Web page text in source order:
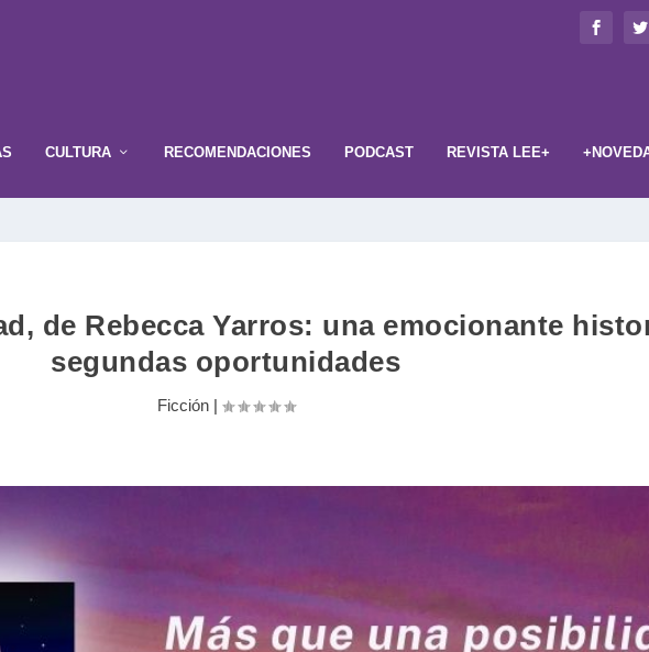
CULTURA RECOMENDACIONES PODCAST REVISTA LEE+
de Rebecca Yarros: una emocionante
segundas oportunidades
Ficción|